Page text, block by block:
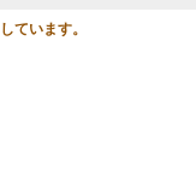
ています。